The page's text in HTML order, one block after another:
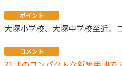
ポイント
大塚小学校、大塚中学校至近。
コメント